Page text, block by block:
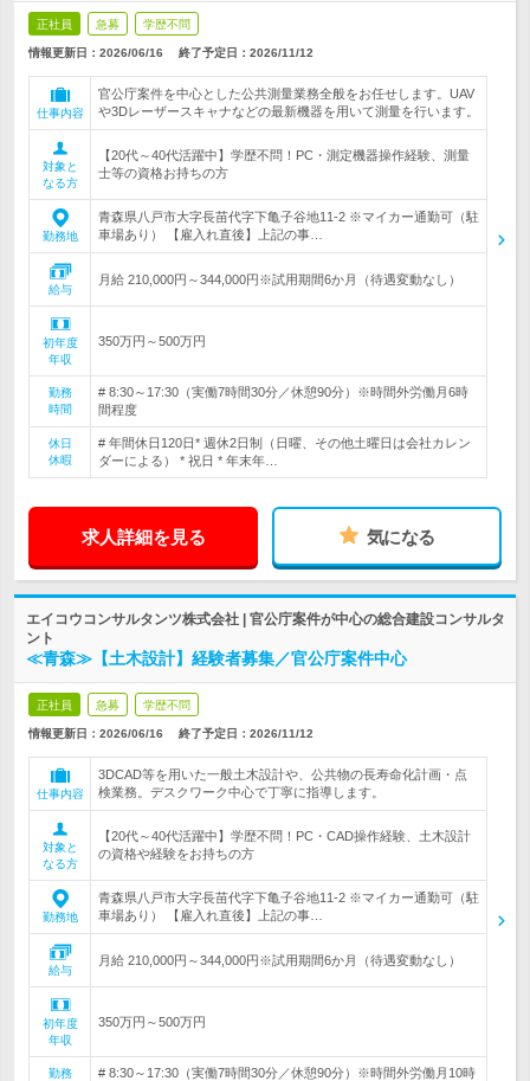
正社員 急募 学歴不問
情報更新日：2026/06/16 終了予定日： 2026/11/12
仕事内容
官公庁案件を中心とした公共測量業務全般をお任せします。UAV
や3Dレーザースキャナなどの最新機器を用いて測量を行います。
対象と
なる方
【20代～40代活躍中】学歴不問！PC・測定機器操作経験、測量
士等の資格お持ちの方
勤務地
青森県八戸市大字長苗代字下亀子谷地11-2 ※マイカー通勤可（駐
車場あり） 【雇入れ直後】上記の事…
給与
月給 210,000円～344,000円※試用期間6か月（待遇変動なし）
初年度
年収
350万円～500万円
勤務
時間
# 8:30～17:30（実働7時間30分／休憩90分）※時間外労働月6時
間程度
休日
休暇
# 年間休日120日* 週休2日制（日曜、その他土曜日は会社カレン
ダーによる） * 祝日 * 年末年…
求人詳細を見る 気になる
エイコウコンサルタンツ株式会社 | 官公庁案件が中心の総合建設コンサルタ
ント
≪青森≫【土木設計】経験者募集／官公庁案件中心
正社員 急募 学歴不問
情報更新日：2026/06/16 終了予定日： 2026/11/12
仕事内容
3DCAD等を用いた一般土木設計や、公共物の長寿命化計画・点
検業務。デスクワーク中心で丁寧に指導します。
対象と
なる方
【20代～40代活躍中】学歴不問！PC・CAD操作経験、土木設計
の資格や経験をお持ちの方
勤務地
青森県八戸市大字長苗代字下亀子谷地11-2 ※マイカー通勤可（駐
車場あり） 【雇入れ直後】上記の事…
給与
月給 210,000円～344,000円※試用期間6か月（待遇変動なし）
初年度
年収
350万円～500万円
勤務
# 8:30～17:30（実働7時間30分／休憩90分）※時間外労働月10時